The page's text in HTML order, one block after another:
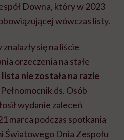
Downa, który w 2023
wówczas listy.
się na liście
orzeczenia na stałe
lista nie została na razie
Pełnomocnik ds. Osób
wydanie zaleceń
marca podczas spotkania
Światowego Dnia Zespołu